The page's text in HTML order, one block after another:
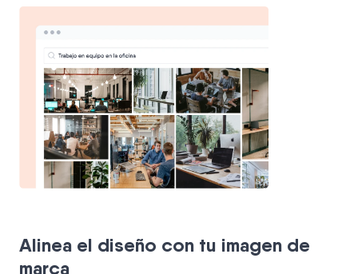
Alinea el diseño con tu imagen de
marca